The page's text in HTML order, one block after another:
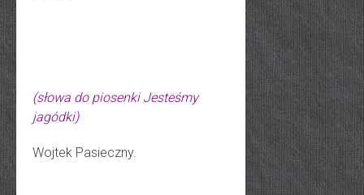
(słowa do piosenki Jesteśmy
jagódki)
Wojtek Pasieczny.